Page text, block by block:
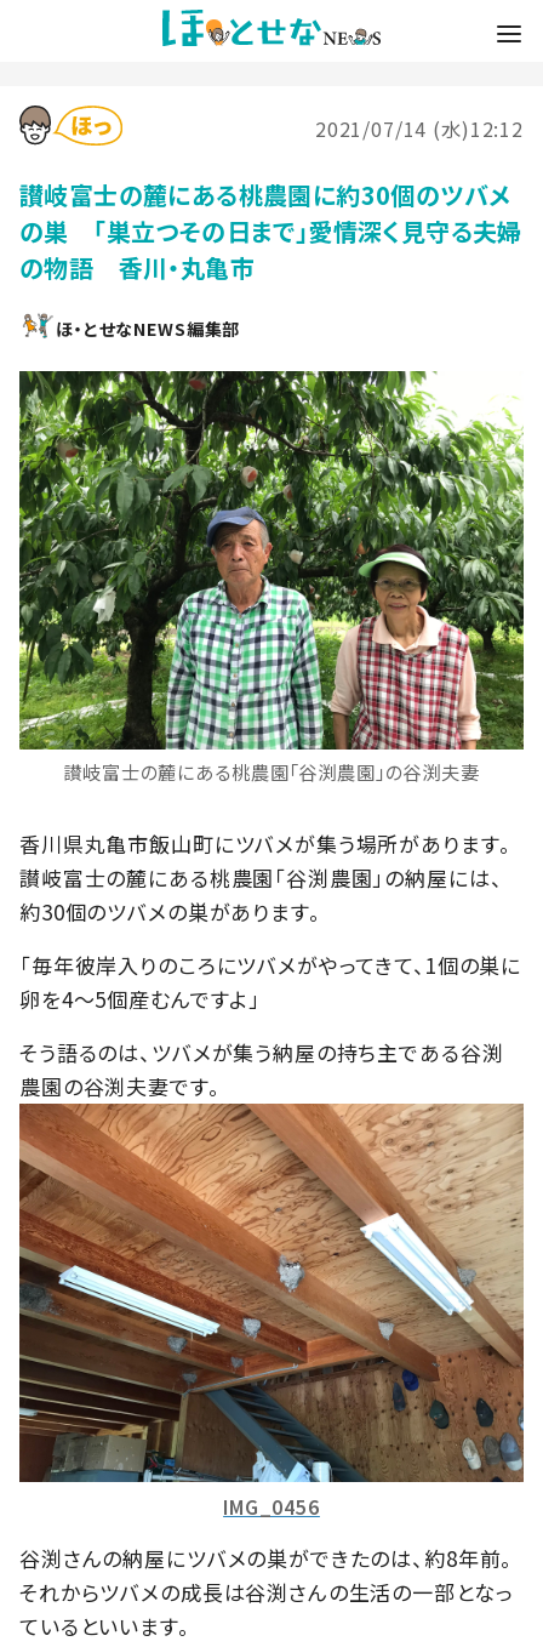
2021/07/14 (水)12:12
讃岐富士の麓にある桃農園に約30個のツバメ
の巣 「巣立つその日まで」愛情深く見守る夫婦
の物語 香川・丸亀市
ほ・とせなNEWS編集部
讃岐富士の麓にある桃農園「谷渕農園」の谷渕夫妻
香川県丸亀市飯山町にツバメが集う場所があります。
讃岐富士の麓にある桃農園「谷渕農園」の納屋には、
約30個のツバメの巣があります。
「毎年彼岸入りのころにツバメがやってきて、1個の巣に
卵を4～5個産むんですよ」
そう語るのは、ツバメが集う納屋の持ち主である谷渕
農園の谷渕夫妻です。
IMG_0456
谷渕さんの納屋にツバメの巣ができたのは、約8年前。
それからツバメの成長は谷渕さんの生活の一部となっ
ているといいます。